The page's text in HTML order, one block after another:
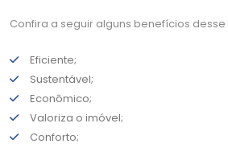
Confira a seguir alguns benefícios desse
Eficiente;
Sustentável;
Econômico;
Valoriza o imóvel;
Conforto;